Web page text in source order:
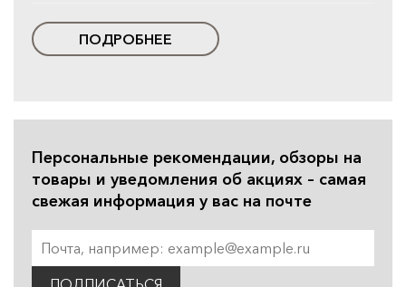
ПОДРОБНЕЕ
Персональные рекомендации, обзоры на
товары и уведомления об акциях – самая
свежая информация у вас на почте